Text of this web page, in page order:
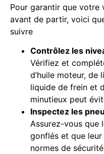
Pour garantir que votre
avant de partir, voici
suivre
Contrôlez les
Vérifiez et
d’huile moteur, de
liquide de frein et
minutieux peut
Inspectez les
Assurez-vous que
gonflés et que
normes de